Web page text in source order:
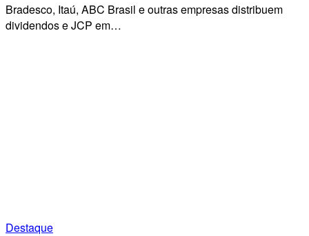
Bradesco, Itaú, ABC Brasil e outras empresas distribuem
dividendos e JCP em…
Destaque